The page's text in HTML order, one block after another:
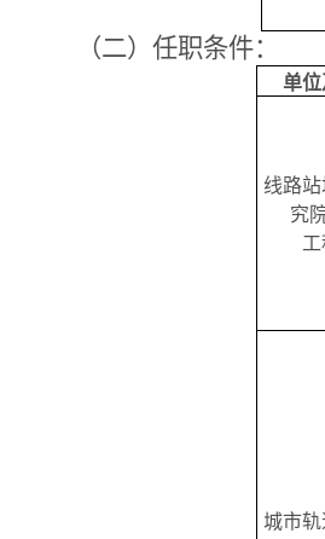
（二）任职条件：
单
线路
究
城市